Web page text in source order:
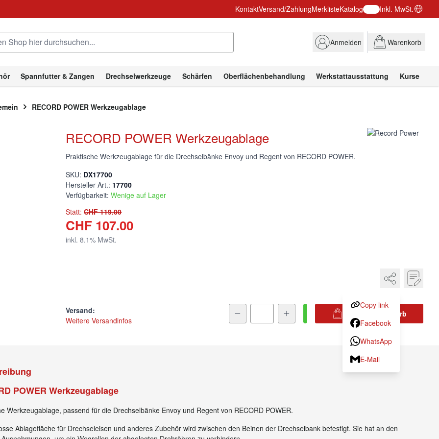
KontaktVersand/ZahlungMerklisteKatalog Inkl. MwSt.
Anmelden Warenkorb
Spannfutter & Zangen Drechselwerkzeuge Schärfen Oberflächenbehandlung Werkstattausstattung Kurse
RECORD POWER Werkzeugablage
RECORD POWER Werkzeugablage
Praktische Werkzeugablage für die Drechselbänke Envoy und Regent von RECORD POWER.
SKU: DX17700
Hersteller Art.: 17700
Verfügbarkeit: Wenige auf Lager
Statt: CHF 119.00
CHF 107.00
inkl.8.1% MwSt.
Versand:
Weitere Versandinfos
Copy link
Facebook
WhatsApp
E-Mail
Menge
In den Warenkorb
POWER Werkzeugablage
Werkzeugablage, passend für die Drechselbänke Envoy und Regent von RECORD POWER.
Ablagefläche für Drechseleisen und anderes Zubehör wird zwischen den Beinen der Drechselbank befestigt. Sie hat an